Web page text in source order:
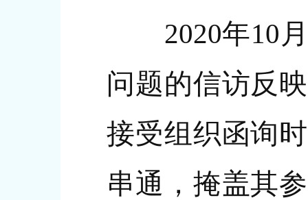
2020年10月
问题的信访反
接受组织函询
串通，掩盖其